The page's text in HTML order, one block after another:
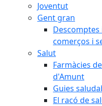
Joventut
Gent gran
comerços i
Salut
Farmàcies
d'Amunt
Guies
El racó de